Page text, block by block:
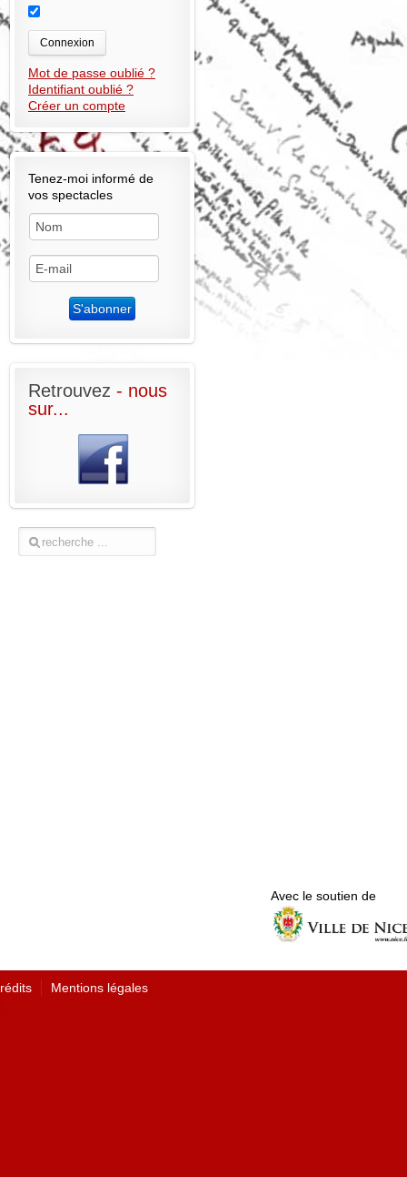
Connexion
Mot de passe oublié ?
Identifiant oublié ?
Créer un compte
Tenez-moi informé de
vos spectacles
Retrouvez - nous
sur...
Avec le soutien de
Mentions légales